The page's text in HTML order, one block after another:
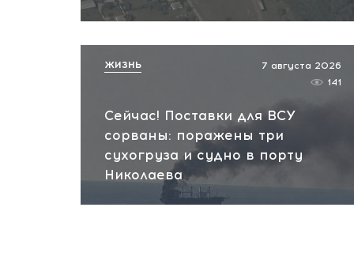
Сейчас! Поставки для ВСУ
сорваны: поражены три
сухогруза и судно в порту
Николаева
7 августа 2026
141
ЖИЗНЬ